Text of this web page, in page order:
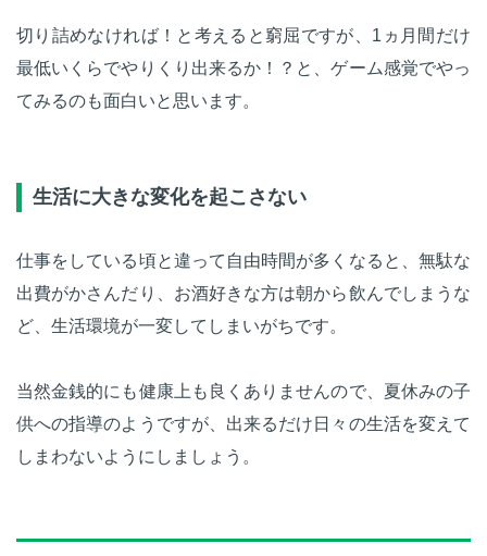
切り詰めなければ！と考えると窮屈ですが、1ヵ月間だけ
最低いくらでやりくり出来るか！？と、ゲーム感覚でやっ
てみるのも面白いと思います。
生活に大きな変化を起こさない
仕事をしている頃と違って自由時間が多くなると、無駄な
出費がかさんだり、お酒好きな方は朝から飲んでしまうな
ど、生活環境が一変してしまいがちです。
当然金銭的にも健康上も良くありませんので、夏休みの子
供への指導のようですが、出来るだけ日々の生活を変えて
しまわないようにしましょう。